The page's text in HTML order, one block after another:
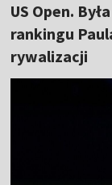
US Open.
rankingu
rywalizacji